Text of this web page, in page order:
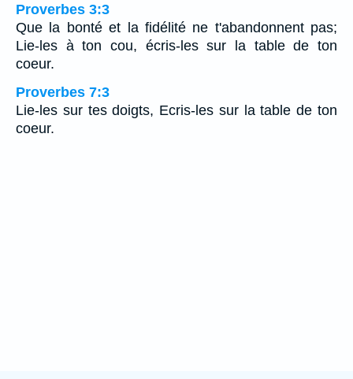
Proverbes 3:3
Que la bonté et la fidélité ne t'abandonnent pas;
Lie-les à ton cou, écris-les sur la table de ton
coeur.
Proverbes 7:3
Lie-les sur tes doigts, Ecris-les sur la table de ton
coeur.